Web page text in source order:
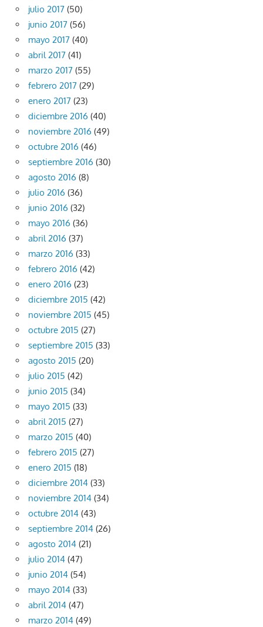
julio 2017 (50)
junio 2017 (56)
mayo 2017 (40)
abril 2017 (41)
marzo 2017 (55)
febrero 2017 (29)
enero 2017 (23)
diciembre 2016 (40)
noviembre 2016 (49)
octubre 2016 (46)
septiembre 2016 (30)
agosto 2016 (8)
julio 2016 (36)
junio 2016 (32)
mayo 2016 (36)
abril 2016 (37)
marzo 2016 (33)
febrero 2016 (42)
enero 2016 (23)
diciembre 2015 (42)
noviembre 2015 (45)
octubre 2015 (27)
septiembre 2015 (33)
agosto 2015 (20)
julio 2015 (42)
junio 2015 (34)
mayo 2015 (33)
abril 2015 (27)
marzo 2015 (40)
febrero 2015 (27)
enero 2015 (18)
diciembre 2014 (33)
noviembre 2014 (34)
octubre 2014 (43)
septiembre 2014 (26)
agosto 2014 (21)
julio 2014 (47)
junio 2014 (54)
mayo 2014 (33)
abril 2014 (47)
marzo 2014 (49)